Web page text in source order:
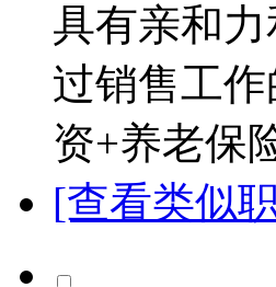
具有亲和
过销售工
资+养老保
[查看类似